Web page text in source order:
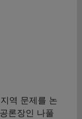
역 문제를 논
론장인 나풀